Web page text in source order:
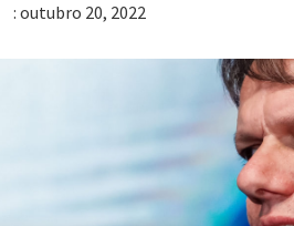
: outubro 20, 2022